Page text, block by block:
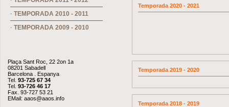
· TEMPORADA 2010 - 2011
· TEMPORADA 2009 - 2010
Plaça Sant Roc, 22 2on 1a
08201 Sabadell
Barcelona . Espanya
Tel. 93-725 67 34
Tel. 93-726 46 17
Fax. 93-727 53 21
EMail: aaos@aaos.info
Temporada 2020 - 2021
Temporada 2019 - 2020
Temporada 2018 - 2019